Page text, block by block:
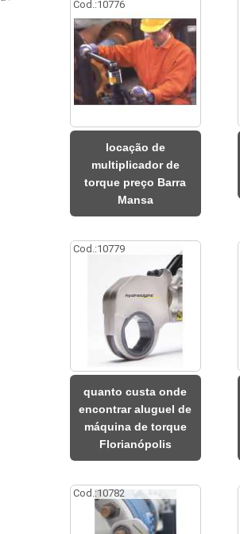
Cod.:10776
locação de
multiplicador de
torque preço Barra
Mansa
Cod.:10779
quanto custa onde
encontrar aluguel de
máquina de torque
Florianópolis
Cod.:10782